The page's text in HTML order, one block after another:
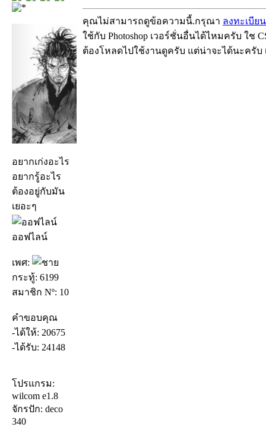
อยากเก่งอะไร
อยากรู้อะไร
ต้องอยู่กับมัน
เยอะๆ
ออฟไลน์
เพศ:
กระทู้: 6199
สมาชิก Nº: 10
คำขอบคุณ
-ได้ให้: 20675
-ได้รับ: 24148
โปรแกรม:
wilcom e1.8
จักรปัก: deco
340
คุณไม่สามารถดูข้อความนี้.กรุณา ลงทะเบียน
ใช้กับ Photoshop เวอร์ชั่นอื่นได้ไหมครับ ใช
ต้องโหลดไปใช้งานดูครับ แต่น่าจะได้นะครับ